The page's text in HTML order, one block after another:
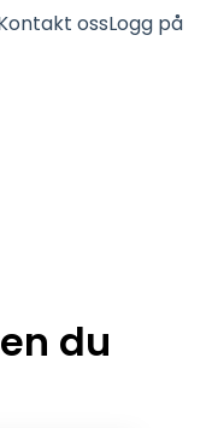
for oversettelser
ossLogg på
du